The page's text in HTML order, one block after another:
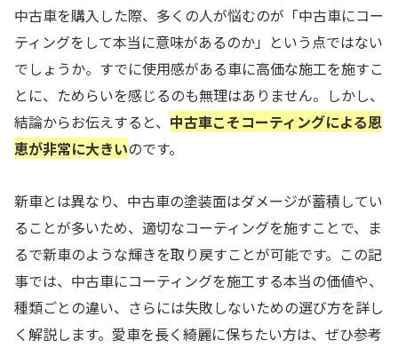
中古車を購入した際、多くの人が悩むのが「中古車にコー
ティングをして本当に意味があるのか」という点ではない
でしょうか。すでに使用感がある車に高価な施工を施すこ
とに、ためらいを感じるのも無理はありません。しかし、
結論からお伝えすると、 中古車こそコーティングによる恩
恵が非常に大きいのです。
新車とは異なり、中古車の塗装面はダメージが蓄積してい
ることが多いため、適切なコーティングを施すことで、ま
るで新車のような輝きを取り戻すことが可能です。この記
事では、中古車にコーティングを施工する本当の価値や、
種類ごとの違い、さらには失敗しないための選び方を詳し
く解説します。愛車を長く綺麗に保ちたい方は、ぜひ参考